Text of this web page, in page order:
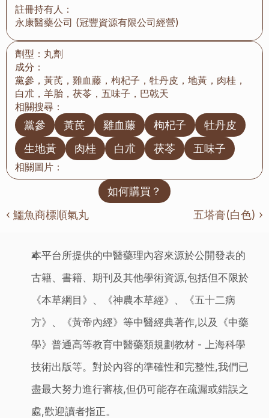
註冊持有人：
永康醫藥公司 (冠豐資源有限公司經營)
劑型： 丸劑
成分：
黨參，黃芪，雞血藤，枸杞子，牡丹皮，地黃，肉桂，
白朮，羊胎，茯苓，五味子，巴戟天
相關搜尋：
黨參 黃芪 雞血藤 枸杞子
牡丹皮
生地黃
肉桂 白朮 茯苓 五味子
相關圖片：
如何購買？
‹ 鱷魚商標順氣丸
五塔膏(白色) ›
本平台所提供的中醫藥理內容來源於公開發表的
古籍、書籍、期刊及其他學術資源,包括但不限於
《本草綱目》、《神農本草經》、《五十二病
方》、《黃帝內經》等中醫經典著作,以及《中藥
學》普通高等教育中醫藥類規劃教材 - 上海科學
技術出版等。對於內容的準確性和完整性,我們已
盡最大努力進行審核,但仍可能存在疏漏或錯誤之
處,歡迎讀者指正。